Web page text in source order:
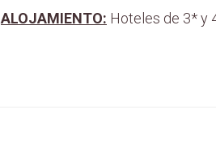
ALOJAMIENTO: Hoteles de 3* y